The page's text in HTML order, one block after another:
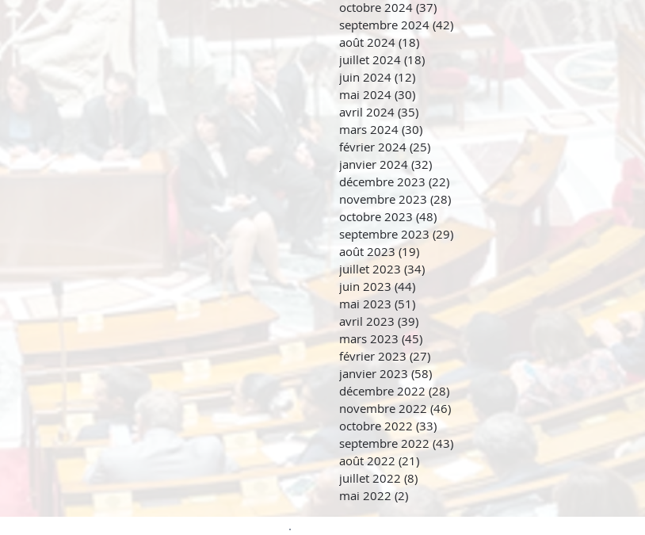
octobre 2024 (37)
septembre 2024 (42)42 posts
août 2024 (18)
juillet 2024 (18)
juin 2024 (12)
mai 2024 (30)
avril 2024 (35)
mars 2024 (30) 30 posts
février 2024 (25)
janvier 2024 (32)
décembre 2023 (22)
novembre 2023 (28)
octobre 2023 (48) 48 posts
septembre 2023 (29)
août 2023 (19)
juillet 2023 (34)
juin 2023 (44)
mai 2023 (51) 51 posts
avril 2023 (39) 39 posts
mars 2023 (45)
février 2023 (27)
janvier 2023 (58)
décembre 2022 (28) 28 posts
novembre 2022 (46)
octobre 2022 (33)
septembre 2022 (43)43 posts
août 2022 (21)
juillet 2022 (8)
mai 2022 (2)